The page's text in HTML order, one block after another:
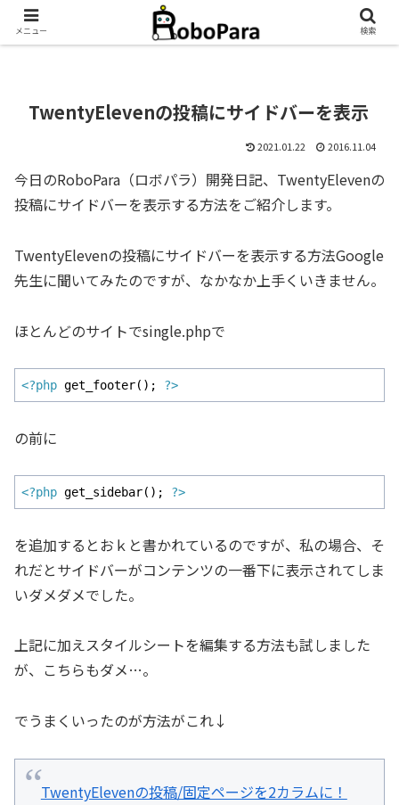
TwentyElevenの投稿にサイドバーを表示
2021.01.22 2016.11.04
今日のRoboPara（ロボパラ）開発日記、TwentyElevenの
投稿にサイドバーを表示する方法をご紹介します。
TwentyElevenの投稿にサイドバーを表示する方法Google
先生に聞いてみたのですが、なかなか上手くいきません。
ほとんどのサイトでsingle.phpで
<?php get_footer(); ?>
の前に
<?php get_sidebar(); ?>
を追加するとおｋと書かれているのですが、私の場合、そ
れだとサイドバーがコンテンツの一番下に表示されてしま
いダメダメでした。
上記に加えスタイルシートを編集する方法も試しました
が、こちらもダメ…。
でうまくいったのが方法がこれ↓
TwentyElevenの投稿/固定ページを2カラムに！
メニュー 検索